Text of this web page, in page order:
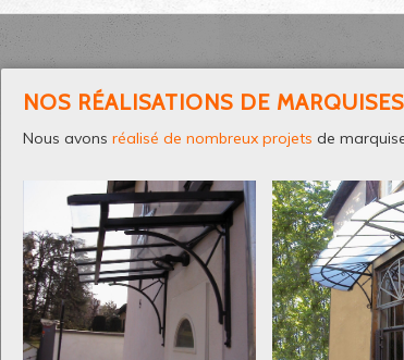
NOS RÉALISATIONS DE MARQUISES
Nous avons réalisé de nombreux projets de